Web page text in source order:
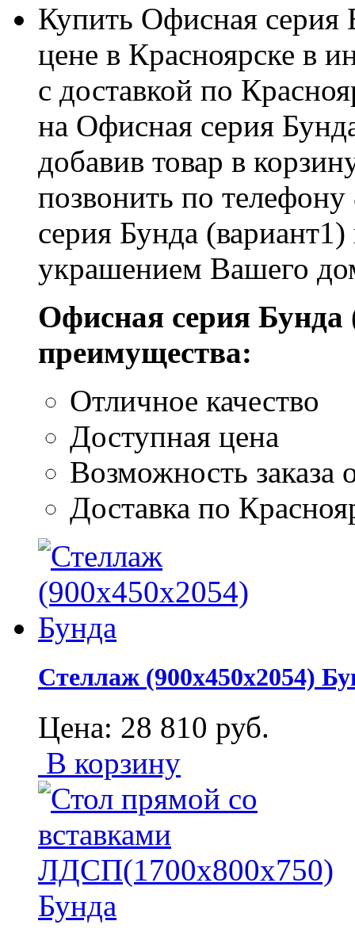
Купить Офисная серия
цене в Красноярске в
с доставкой по
на Офисная серия
добавив товар в
позвонить по
серия Бунда
украшением Вашего
Офисная серия
преимущества:
Отличное качество
Доступная цена
Возможность заказа
Доставка по
Стеллаж (900х450х2054)
Цена: 28 810 руб.
В корзину